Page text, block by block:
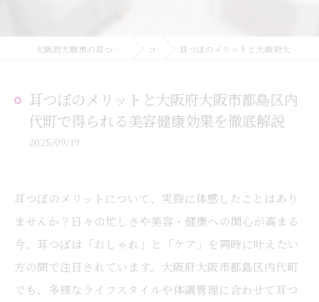
大阪府大阪市の耳つぼなら耳つぼダイエットサロンふーみん コラム 耳つぼのメリットと大阪府大阪市都島区内代町で得られる美容健康効果を徹底解説
耳つぼのメリットと大阪府大阪市都島区内
代町で得られる美容健康効果を徹底解説
2025/09/19
耳つぼのメリットについて、実際に体感したことはあり
ませんか？日々の忙しさや美容・健康への関心が高まる
今、耳つぼは「おしゃれ」と「ケア」を同時に叶えたい
方の間で注目されています。大阪府大阪市都島区内代町
でも、多様なライフスタイルや体調管理に合わせて耳つ